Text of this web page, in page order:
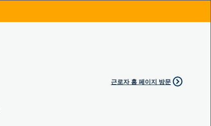
근로자 홈 페이지 방문